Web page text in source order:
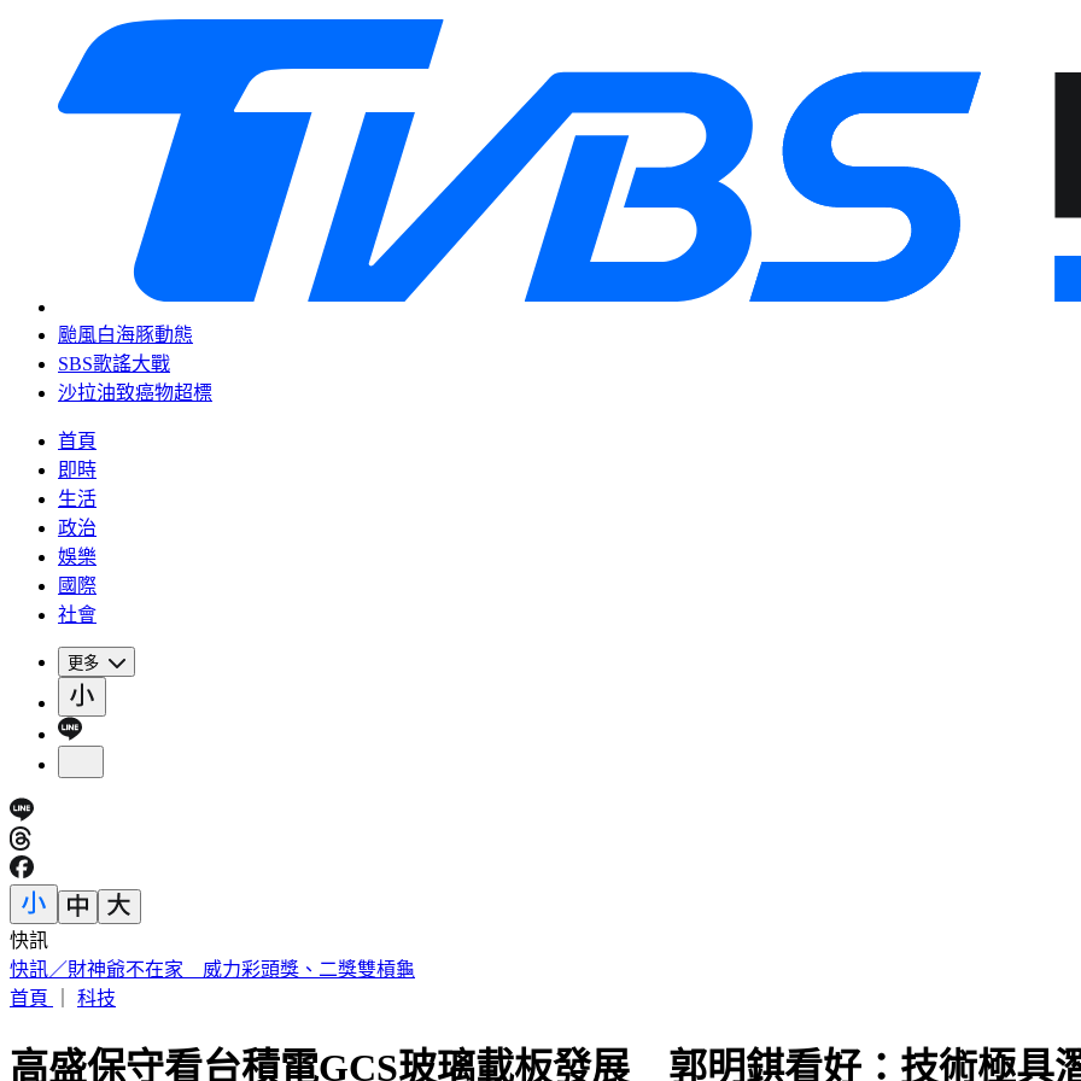
颱風白海豚動態
SBS歌謠大戰
沙拉油致癌物超標
首頁
即時
生活
政治
娛樂
國際
社會
更多
快訊
中國出入境新規將上路 陸委會曝「這類人」最危險
首頁
科技
高盛保守看台積電GCS玻璃載板發展 郭明錤看好：技術極具